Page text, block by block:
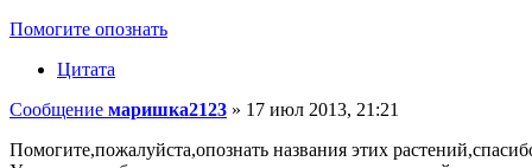
Помогите опознать
Цитата
Сообщение маришка2123 » 17 июл 2013, 21:21
Помогите,пожалуйста,опознать названия этих